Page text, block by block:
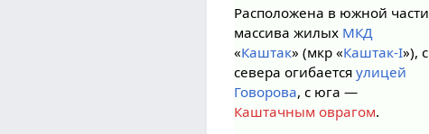
Расположена в южной части
массива жилых МКД
«Каштак» (мкр «Каштак-I»), с
севера огибаетсяулицей
Говорова, с юга —
Каштачным оврагом.